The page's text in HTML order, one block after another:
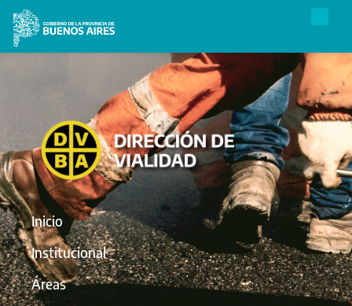
Inicio
Institucional
Áreas